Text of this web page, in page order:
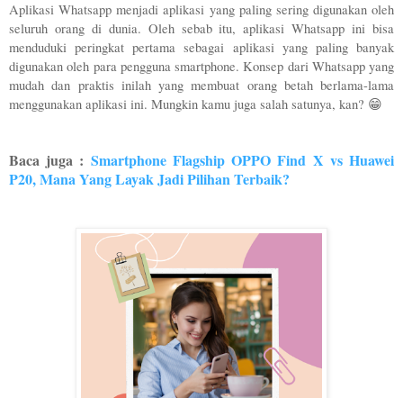
Aplikasi Whatsapp menjadi aplikasi yang paling sering digunakan oleh
seluruh orang di dunia. Oleh sebab itu, aplikasi Whatsapp ini bisa
menduduki peringkat pertama sebagai aplikasi yang paling banyak
digunakan oleh para pengguna smartphone. Konsep dari Whatsapp yang
mudah dan praktis inilah yang membuat orang betah berlama-lama
menggunakan aplikasi ini. Mungkin kamu juga salah satunya, kan? 😁
Baca juga : Smartphone Flagship OPPO Find X vs Huawei
P20, Mana Yang Layak Jadi Pilihan Terbaik?